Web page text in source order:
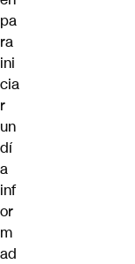
pa
ra
ini
cia
r
un
dí
a
inf
or
m
ad